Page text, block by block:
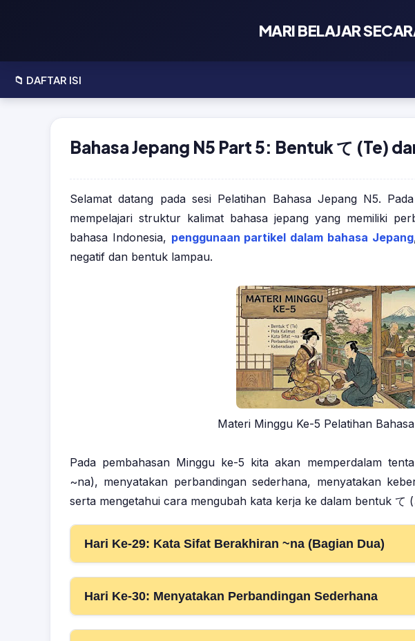
MARI BELAJAR
⌚ Sekolah Kedinasan
• Pembekalan Persiapan Latsar
• Pengalaman Mengikuti
• Latihan Soal Tes CPNS Terbaru
♛ Chess Analysis
♞ Analysis Move By Move
• Tentang Kami
• Hubungi Kami
📁 DAFTAR ISI
Bahasa Jepang N5 Part 5: Bentuk て (Te)
Selamat datang pada sesi Pelatihan Bahasa Jepang N5.
mempelajari struktur kalimat bahasa jepang yang memiliki
bahasa Indonesia, penggunaan partikel dalam bahasa Jepang
negatif dan bentuk lampau.
Materi Minggu Ke-5 Pelatihan
Pada pembahasan Minggu ke-5 kita akan memperdalam
~na), menyatakan perbandingan sederhana, menyatakan
serta mengetahui cara mengubah kata kerja ke dalam bentuk て (
Hari Ke-29: Kata Sifat Berakhiran ~na (Bagian Dua)
Hari Ke-30: Menyatakan Perbandingan Sederhana